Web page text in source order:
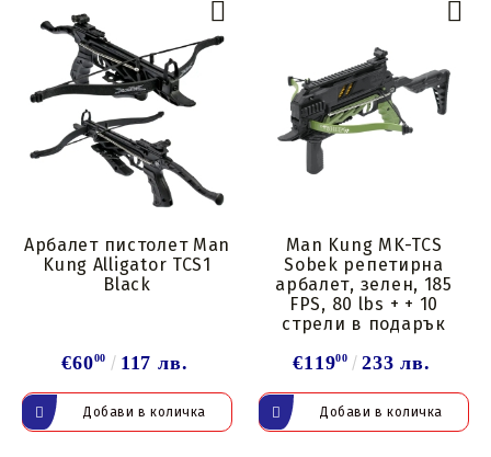
Арбалет пистолет Man
Kung Alligator TCS1
Black
€6000 117 лв.
Man Kung MK-TCS
Sobek репетирна
арбалет, зелен, 185
FPS, 80 lbs + + 10
стрели в подарък
€11900 233 лв.